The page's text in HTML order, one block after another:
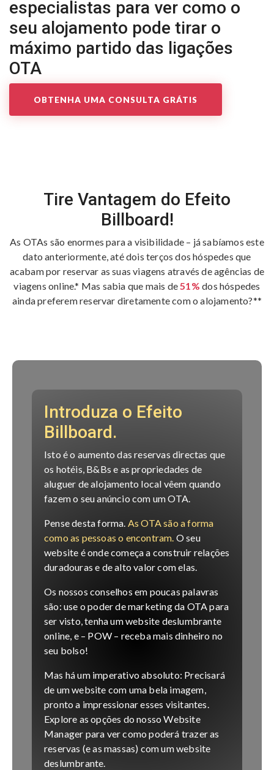
especialistas para ver como o
seu alojamento pode tirar o
máximo partido das ligações
OTA
OBTENHA UMA CONSULTA GRÁTIS
Tire Vantagem do Efeito
Billboard!
As OTAs são enormes para a visibilidade – já sabíamos este
dato anteriormente, até dois terços dos hóspedes que
acabam por reservar as suas viagens através de agências de
viagens online.* Mas sabia que mais de51% dos hóspedes
ainda preferem reservar diretamente com o alojamento?**
Introduza o Efeito
Billboard.
Isto é o aumento das reservas directas que
os hotéis, B&Bs e as propriedades de
aluguer de alojamento local vêem quando
fazem o seu anúncio com um OTA.
Pense desta forma. As OTA são a forma
como as pessoas o encontram. O seu
website é onde começa a construir relações
duradouras e de alto valor com elas.
Os nossos conselhos em poucas palavras
são: use o poder de marketing da OTA para
ser visto, tenha um website deslumbrante
online, e – POW – receba mais dinheiro no
seu bolso!
Mas há um imperativo absoluto: Precisará
de um website com uma bela imagem,
pronto a impressionar esses visitantes.
Explore as opções do nosso Website
Manager para ver como poderá trazer as
reservas (e as massas) com um website
deslumbrante.